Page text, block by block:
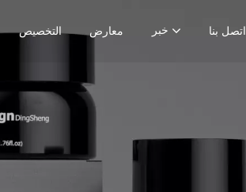
التخصيص معارض خبر اتصل بنا